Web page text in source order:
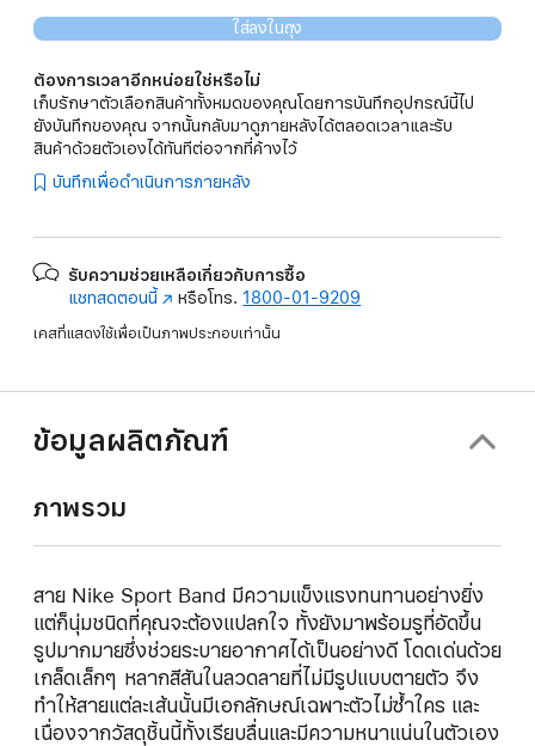
ใส่ลงในถุง
ต้องการเวลาอีกหน่อยใช่หรือไม่
เก็บรักษาตัวเลือกสินค้าทั้งหมดของคุณโดยการบันทึกอุปกรณ์นี้ไป
ยังบันทึกของคุณ จากนั้นกลับมาดูภายหลังได้ตลอดเวลาและรับ
สินค้าด้วยตัวเองได้ทันทีต่อจากที่ค้างไว้
บันทึกเพื่อดำเนินการภายหลัง
รับความช่วยเหลือเกี่ยวกับการซื้อ
แชทสดตอนนี้(เปิด
หน้าต่าง
หรือโทร. 1800-01-9209
เคสที่แสดงใช้เพื่อเป็นภาพประกอบเท่านั้น
ข้อมูลผลิตภัณฑ์
ภาพรวม
สาย Nike Sport Band มีความแข็งแรงทนทานอย่างยิ่ง
แต่ก็นุ่มชนิดที่คุณจะต้องแปลกใจ ทั้งยังมาพร้อมรูที่อัดขึ้น
รูปมากมายซึ่งช่วยระบายอากาศได้เป็นอย่างดี โดดเด่นด้วย
เกล็ดเล็กๆ หลากสีสันในลวดลายที่ไม่มีรูปแบบตายตัว จึง
ทำให้สายแต่ละเส้นนั้นมีเอกลักษณ์เฉพาะตัวไม่ซ้ำใคร และ
เนื่องจากวัสดุชิ้นนี้ทั้งเรียบลื่นและมีความหนาแน่นในตัวเอง